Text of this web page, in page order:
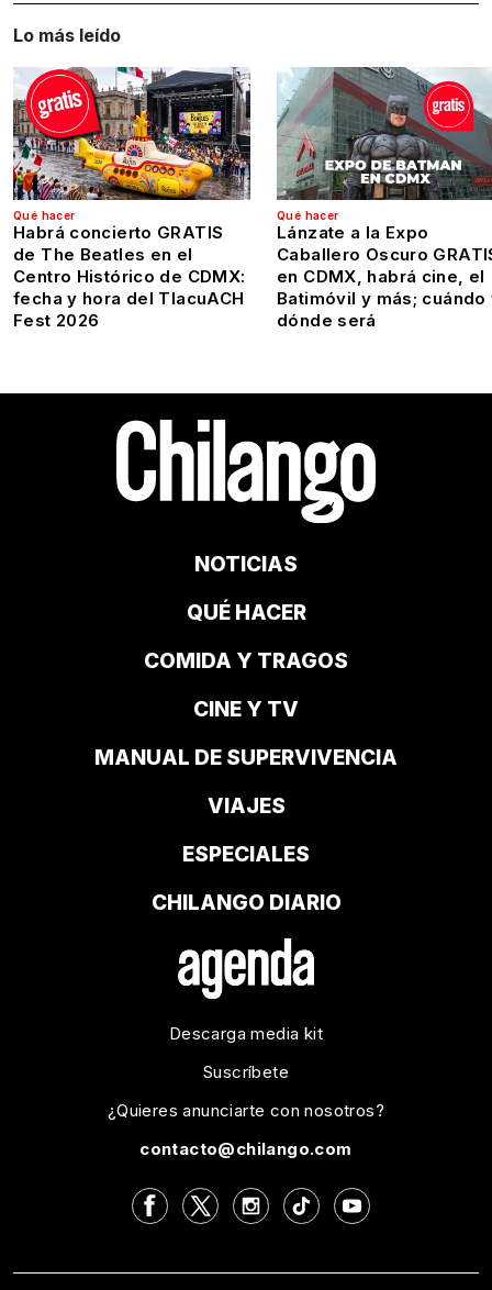
Lo más leído
Qué hacer
Habrá concierto GRATIS
de The Beatles en el
Centro Histórico de CDMX:
fecha y hora del TlacuACH
Fest 2026
Qué hacer
Lánzate a la Expo
Caballero Oscuro
en CDMX, habrá cine, el
Batimóvil y más; cuándo
dónde será
NOTICIAS
QUÉ HACER
COMIDA Y TRAGOS
CINE Y TV
MANUAL DE SUPERVIVENCIA
VIAJES
ESPECIALES
CHILANGO DIARIO
Descarga media kit
Suscríbete
¿Quieres anunciarte con nosotros?
contacto@chilango.com